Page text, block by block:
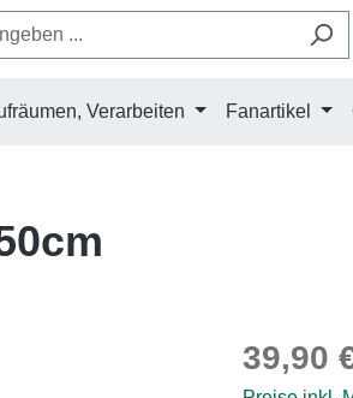
Verarbeiten Fanartikel
Regulärer
39,90